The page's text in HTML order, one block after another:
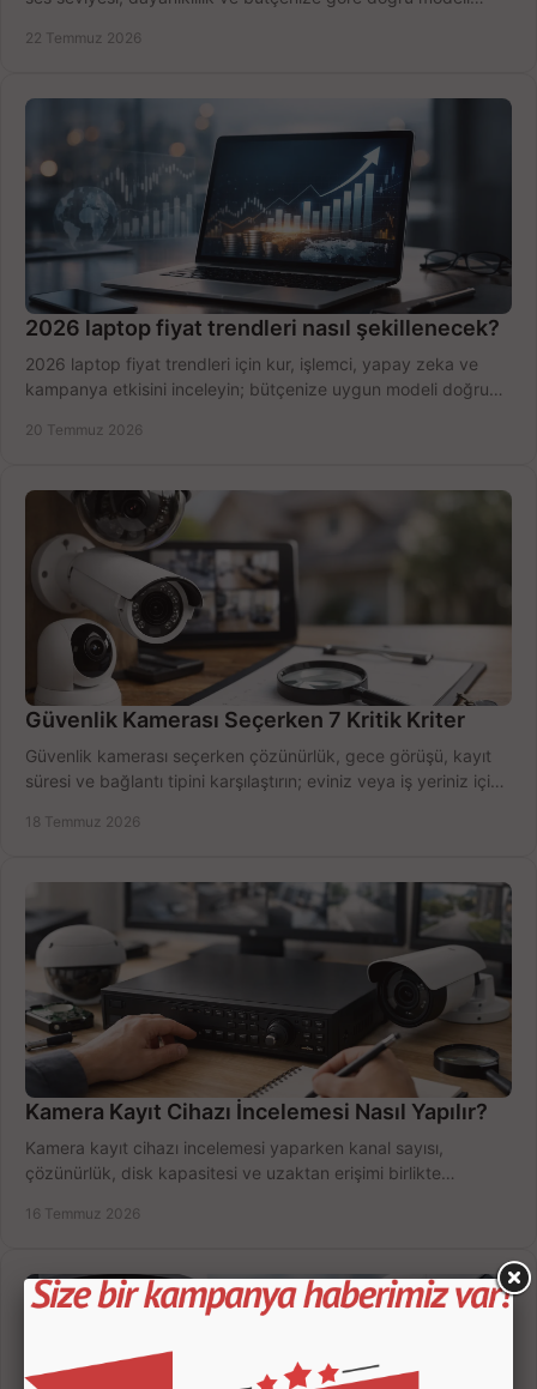
22 Temmuz 2026
2026 laptop fiyat trendleri nasıl şekillenecek?
2026 laptop fiyat trendleri için kur, işlemci, yapay zeka ve
kampanya etkisini inceleyin; bütçenize uygun modeli doğru
20 Temmuz 2026
Güvenlik Kamerası Seçerken 7 Kritik Kriter
Güvenlik kamerası seçerken çözünürlük, gece görüşü, kayıt
süresi ve bağlantı tipini karşılaştırın; eviniz veya iş yeriniz için
18 Temmuz 2026
Kamera Kayıt Cihazı İncelemesi Nasıl Yapılır?
Kamera kayıt cihazı incelemesi yaparken kanal sayısı,
çözünürlük, disk kapasitesi ve uzaktan erişimi birlikte
16 Temmuz 2026